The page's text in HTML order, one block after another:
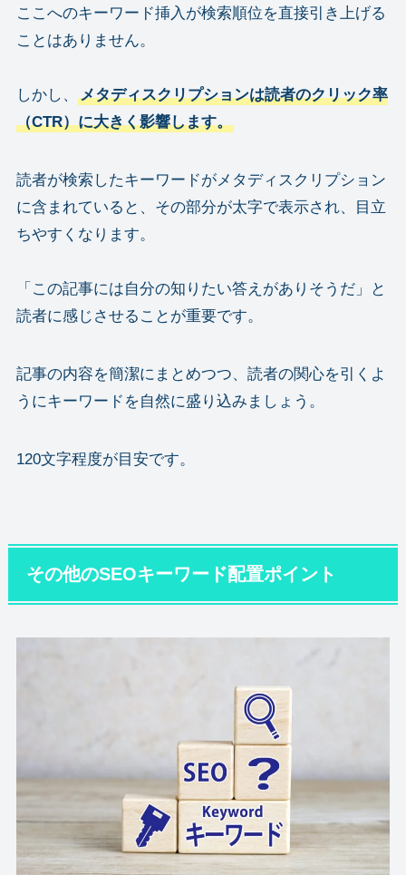
ここへのキーワード挿入が検索順位を直接引き上げる
ことはありません。
しかし、
メタディスクリプションは読者のクリック率
（CTR）に大きく影響します。
読者が検索したキーワードがメタディスクリプション
に含まれていると、その部分が太字で表示され、目立
ちやすくなります。
「この記事には自分の知りたい答えがありそうだ」と
読者に感じさせることが重要です。
記事の内容を簡潔にまとめつつ、読者の関心を引くよ
うにキーワードを自然に盛り込みましょう。
120文字程度が目安です。
その他のSEOキーワード配置ポイント